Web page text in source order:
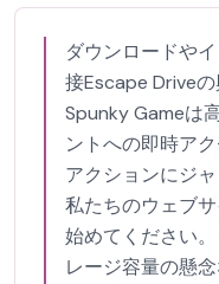
ダウンロードや
接Escape Driveの
Spunky Gameは
ントへの即時ア
アクションにジ
私たちのウェブ
始めてください
レージ容量の懸